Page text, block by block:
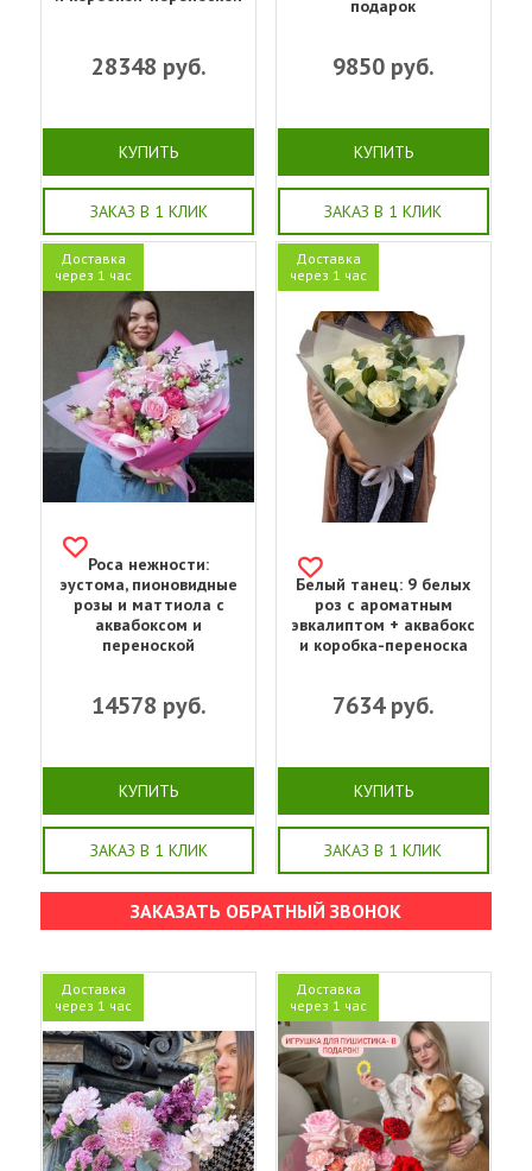
28348 руб.
КУПИТЬ
ЗАКАЗ В 1 КЛИК
подарок
9850руб.
КУПИТЬ
ЗАКАЗ В 1 КЛИК
Доставка
через 1 час
Роса нежности:
эустома, пионовидные
розы и маттиола с
аквабоксом и
переноской
14578 руб.
КУПИТЬ
ЗАКАЗ В 1 КЛИК
Доставка
через 1 час
Белый танец: 9 белых
роз с ароматным
эвкалиптом + аквабокс
и коробка-переноска
7634руб.
КУПИТЬ
ЗАКАЗ В 1 КЛИК
ЗАКАЗАТЬ ОБРАТНЫЙ ЗВОНОК
Доставка
через 1 час
Доставка
через 1 час